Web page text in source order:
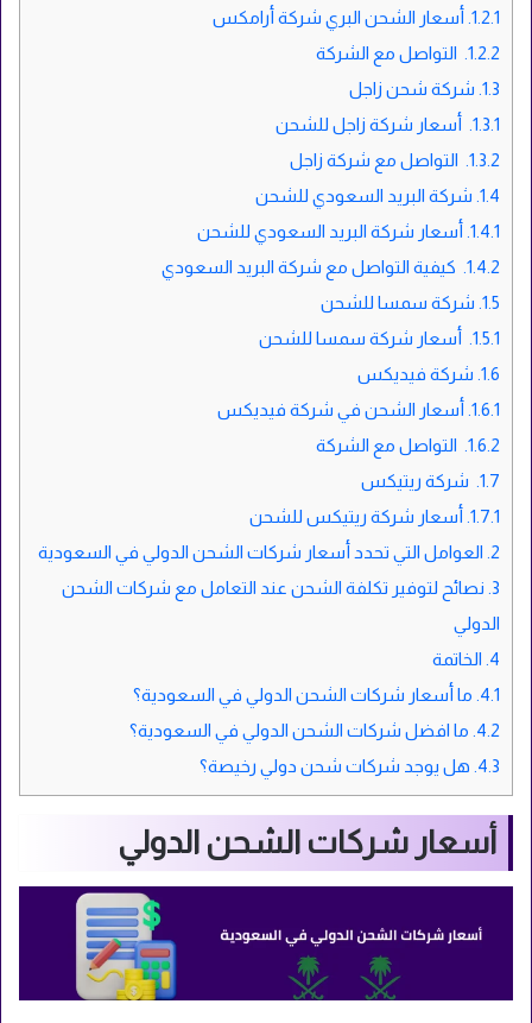
1.2.1. أسعار الشحن البري شركة أرامكس
1.2.2. التواصل مع الشركة
1.3. شركة شحن زاجل
1.3.1. أسعار شركة زاجل للشحن
1.3.2. التواصل مع شركة زاجل
1.4. شركة البريد السعودي للشحن
1.4.1. أسعار شركة البريد السعودي للشحن
1.4.2. كيفية التواصل مع شركة البريد السعودي
1.5. شركة سمسا للشحن
1.5.1. أسعار شركة سمسا للشحن
1.6. شركة فيديكس
1.6.1. أسعار الشحن في شركة فيديكس
1.6.2. التواصل مع الشركة
1.7. شركة ريتيكس
1.7.1. أسعار شركة ريتيكس للشحن
2. العوامل التي تحدد أسعار شركات الشحن الدولي في السعودية
3. نصائح لتوفير تكلفة الشحن عند التعامل مع شركات الشحن
الدولي
4. الخاتمة
4.1. ما أسعار شركات الشحن الدولي في السعودية؟
4.2. ما افضل شركات الشحن الدولي في السعودية؟
4.3. هل يوجد شركات شحن دولي رخيصة؟
أسعار شركات الشحن الدولي